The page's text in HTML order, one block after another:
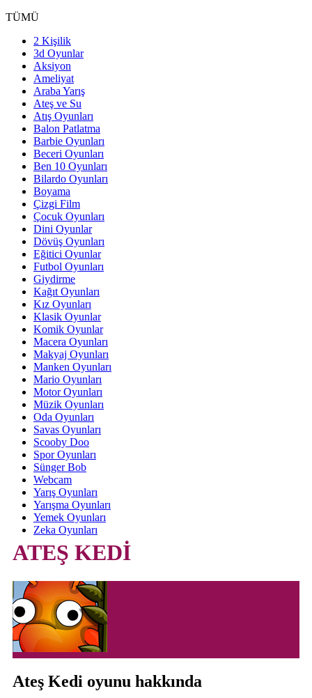
TÜMÜ
2 Kişilik
3d Oyunlar
Aksiyon
Ameliyat
Araba Yarış
Ateş ve Su
Atış Oyunları
Balon Patlatma
Barbie Oyunları
Beceri Oyunları
Ben 10 Oyunları
Bilardo Oyunları
Boyama
Çizgi Film
Çocuk Oyunları
Dini Oyunlar
Dövüş Oyunları
Eğitici Oyunlar
Futbol Oyunları
Giydirme
Kağıt Oyunları
Kız Oyunları
Klasik Oyunlar
Komik Oyunlar
Macera Oyunları
Makyaj Oyunları
Manken Oyunları
Mario Oyunları
Motor Oyunları
Müzik Oyunları
Oda Oyunları
Savas Oyunları
Scooby Doo
Spor Oyunları
Sünger Bob
Webcam
Yarış Oyunları
Yarışma Oyunları
Yemek Oyunları
Zeka Oyunları
ATEŞ KEDİ
Ateş Kedi oyunu hakkında